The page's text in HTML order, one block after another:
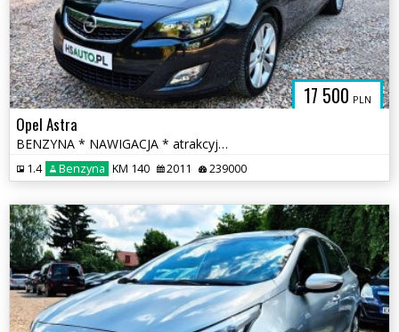
17 500 PLN
Opel Astra
BENZYNA * NAWIGACJA * atrakcyjny wygląd * SUPER * okazja
1.4 Benzyna KM 140 2011 239000